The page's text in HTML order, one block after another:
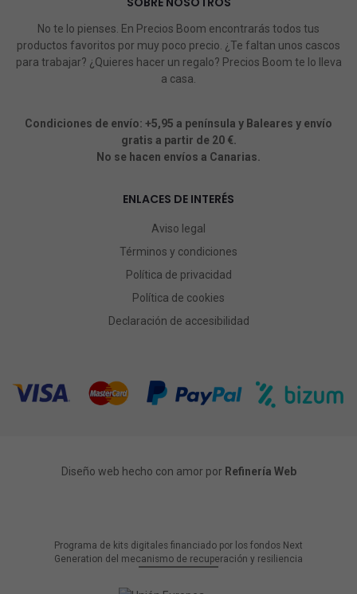
No te lo pienses. En Precios Boom encontrarás todos tus
productos favoritos por muy poco precio. ¿Te faltan unos cascos
para trabajar? ¿Quieres hacer un regalo? Precios Boom te lo lleva
a casa.
Condiciones de envío: +5,95 a península y Baleares y envío
gratis a partir de 20 €.
No se hacen envíos a Canarias.
ENLACES DE INTERÉS
Aviso legal
Términos y condiciones
Política de privacidad
Política de cookies
Declaración de accesibilidad
Diseño web hecho con amor por Refinería Web
Programa de kits digitales financiado por los fondos Next
Generation del mecanismo de recuperación y resiliencia